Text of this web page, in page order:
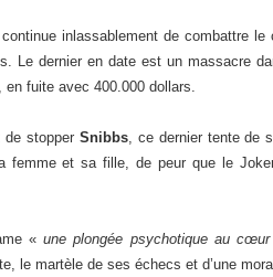
inlassablement de combattre le
Le dernier en date est un massacre
, en fuite avec 400.000 dollars.
stopper Snibbs, ce dernier tente de
femme et sa fille, de peur que le
«une plongée psychotique au cœur
le martèle de ses échecs et d’une